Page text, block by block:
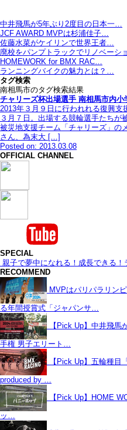
中井飛馬が5年ぶり2度目の日本一…
JCF AWARD MVPは杉浦佳子…
佐藤水菜がケイリンで世界王者…
廃校をパンプトラックでリノベーシ
HOMEWORK for BMX RAC…
ランニングバイクの魅力とは？…
タグ検索
南相馬市のタグ検索結果
チャリーズ杯出場選手 南相馬市内小
2013年３月９日に行われれる復興
３月７日。出場する競輪選手たちが
被災地支援チーム「チャリーズ」の
さん、為末大 […]
Posted on: 2013.03.08
OFFICIAL CHANNEL
SPECIAL
親子で夢中になれる！成長できる
RECOMMEND
MVPはパリパラリン
る年間授賞式「ジャパンサ…
【Pick Up】中井飛
手権 男子エリート…
【Pick Up】五輪種
produced by …
【Pick Up】HOME
ッ…